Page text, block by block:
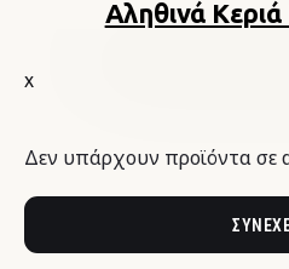
Αληθινά
χ
Δεν υπάρχουν προϊόντα σε